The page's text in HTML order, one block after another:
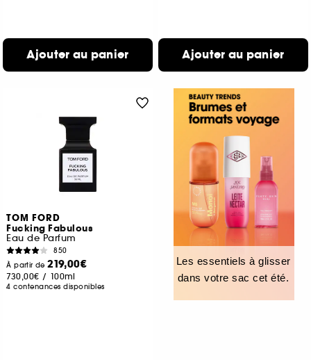
Ajouter au panier Ajouter au panier
TOM FORD
Fucking Fabulous
Eau de Parfum
850
À partir de219,00€
730,00€ / 100ml
4 contenances disponibles
Les essentiels à glisser
dans votre sac cet été.